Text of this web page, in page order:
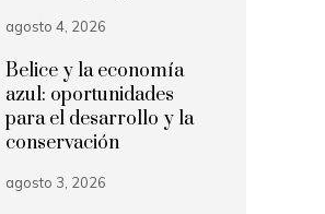
agosto 4, 2026
Belice y la economía
azul: oportunidades
para el desarrollo y la
conservación
agosto 3, 2026